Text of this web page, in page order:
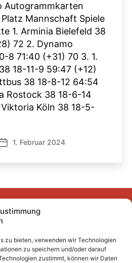
zu bieten, verwenden wir Technologien
zu speichern und/oder darauf
zustimmt, können wir Daten
Autogrammkarten
Mannschaft Spiele
1. Arminia Bielefeld 38
72 2. Dynamo
8 71:40 (+31) 70 3. 1.
18-11-9 59:47 (+12)
38 18-8-12 64:54
Rostock 38 18-6-14
Köln 38 18-5-
1. Februar 2024
Bluesky